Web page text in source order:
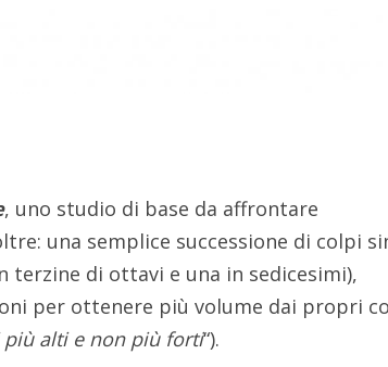
, uno studio di base da affrontare
una semplice successione di colpi
di ottavi e una in sedicesimi),
per ottenere più volume dai propri
più alti e non più forti“).